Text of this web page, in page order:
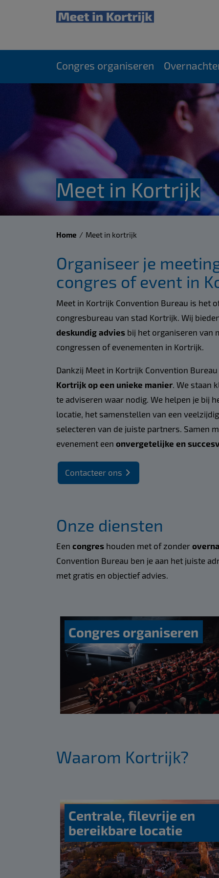
Congres organiseren
Meet in Kortrijk
Home Meet in kortrijk
Organiseer je
congres of event in
Meet in Kortrijk Convention Bureau is het
congresbureau van stad Kortrijk. Wij
deskundig adviesbij het organiseren van
congressen of evenementen in Kortrijk.
Dankzij Meet in Kortrijk Convention Bureau
Kortrijk op een unieke manier. We staan
te adviseren waar nodig. We helpen je bij
locatie, het samenstellen van een
selecteren van de juiste partners. Samen
evenement een onvergetelijke en
Contacteer ons
Onze diensten
Een congres houden met of zonder
Convention Bureau ben je aan het juiste
met gratis en objectief advies.
Congres organiseren
Waarom Kortrijk?
Centrale, filevrije en
bereikbare locatie